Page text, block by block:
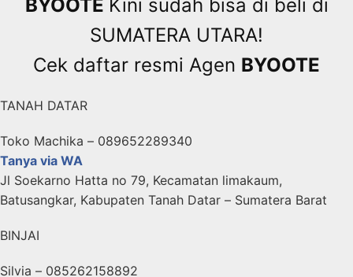
BYOOTE Kini sudah bisa di beli di
SUMATERA UTARA!
Cek daftar resmi Agen BYOOTE
TANAH DATAR
Toko Machika – 089652289340
Tanya via WA
Jl Soekarno Hatta no 79, Kecamatan limakaum,
Batusangkar, Kabupaten Tanah Datar – Sumatera Barat
BINJAI
Silvia – 085262158892